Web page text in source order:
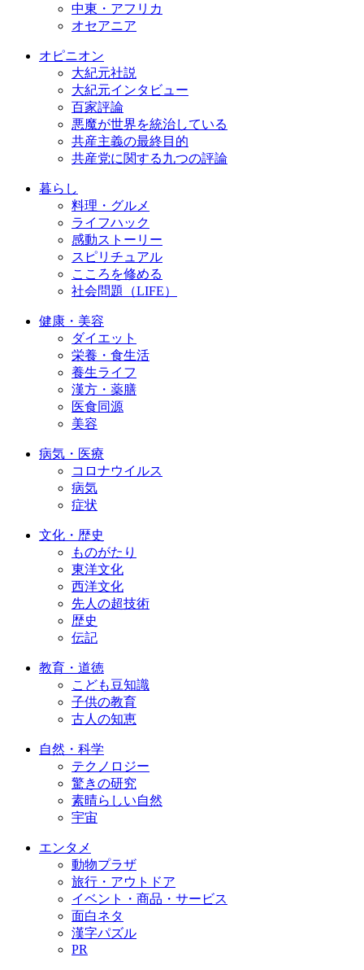
中東・アフリカ
オセアニア
オピニオン
大紀元社説
大紀元インタビュー
百家評論
悪魔が世界を統治している
共産主義の最終目的
共産党に関する九つの評論
暮らし
料理・グルメ
ライフハック
感動ストーリー
スピリチュアル
こころを修める
社会問題（LIFE）
健康・美容
ダイエット
栄養・食生活
養生ライフ
漢方・薬膳
医食同源
美容
病気・医療
コロナウイルス
病気
症状
文化・歴史
ものがたり
東洋文化
西洋文化
先人の超技術
歴史
伝記
教育・道徳
こども豆知識
子供の教育
古人の知恵
自然・科学
テクノロジー
驚きの研究
素晴らしい自然
宇宙
エンタメ
動物プラザ
旅行・アウトドア
イベント・商品・サービス
面白ネタ
漢字パズル
PR